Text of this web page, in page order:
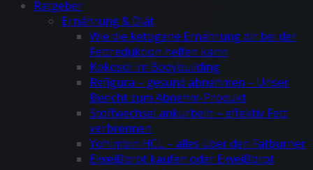
Ratgeber
Ernährung & Diät
Wie die ketogene Ernährung dir bei der
Fettreduktion helfen kann
Kokosöl im Bodybuilding
Refigura – gesund abnehmen – Unser
Bericht zum Abnehm-Produkt
Stoffwechsel ankurbeln – effektiv Fett
verbrennen
Yohimbin HCL – alles über den Fatburner
Eiweißbrot kaufen oder Eiweißbrot